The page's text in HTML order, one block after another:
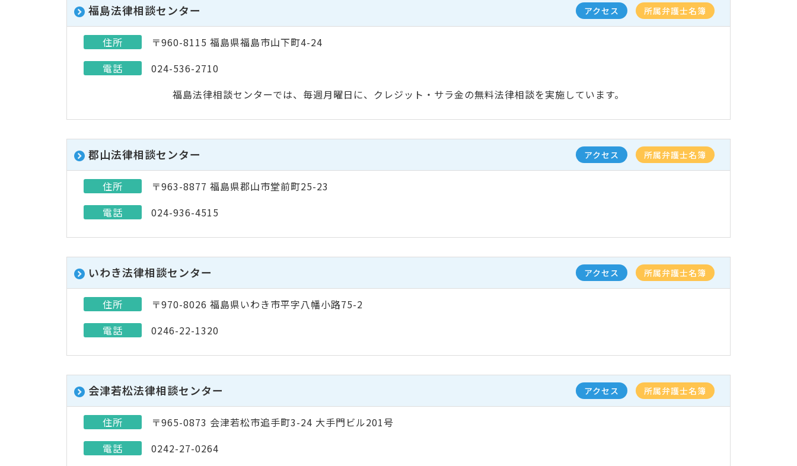
福島法律相談センター アクセス 所属弁護士名簿
住所
〒960-8115 福島県福島市山下町4-24
電話
024-536-2710
福島法律相談センターでは、毎週月曜日に、クレジット・サラ金の無料法律相談を実施しています。
郡山法律相談センター アクセス 所属弁護士名簿
住所
〒963-8877 福島県郡山市堂前町25-23
電話
024-936-4515
いわき法律相談センター アクセス 所属弁護士名簿
住所
〒970-8026 福島県いわき市平字八幡小路75-2
電話
0246-22-1320
会津若松法律相談センター アクセス 所属弁護士名簿
住所
〒965-0873 会津若松市追手町3-24 大手門ビル201号
電話
0242-27-0264